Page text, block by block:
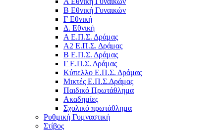
Β Εθνική Γυναικών
Γ Εθνική
Δ. Εθνική
Α Ε.Π.Σ. Δράμας
Α2 Ε.Π.Σ. Δράμας
Β Ε.Π.Σ. Δράμας
Γ Ε.Π.Σ. Δράμας
Κύπελλο Ε.Π.Σ. Δράμας
Μικτές Ε.Π.Σ.Δράμας
Παιδικό Πρωτάθλημα
Ακαδημίες
Σχολικό πρωτάθλημα
Ρυθμική Γυμναστική
Στίβος